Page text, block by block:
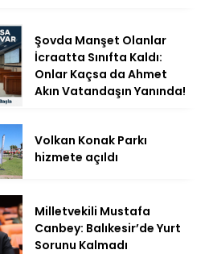
Şovda Manşet Olanlar
İcraatta Sınıfta Kaldı:
Onlar Kaçsa da Ahmet
Akın Vatandaşın Yanında!
Volkan Konak Parkı
hizmete açıldı
Milletvekili Mustafa
Canbey: Balıkesir’de Yurt
Sorunu Kalmadı